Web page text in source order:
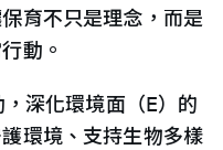
育不只是理念，而是
動。
深化環境面（E）的
環境、支持生物多樣